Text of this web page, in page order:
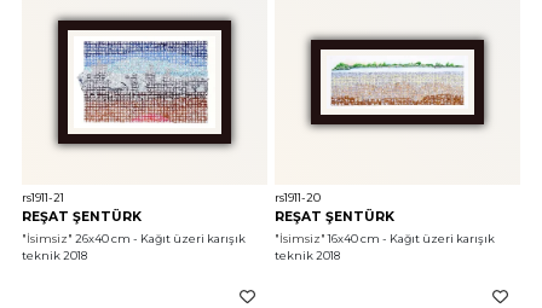
rs1911-21
REŞAT ŞENTÜRK
"İsimsiz" 26x40 cm - Kağıt üzeri karışık
teknik 2018
rs1911-20
REŞAT ŞENTÜRK
"İsimsiz" 16x40 cm - Kağıt üzeri karışık
teknik 2018